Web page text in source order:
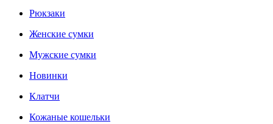
Рюкзаки
Женские сумки
Мужские сумки
Новинки
Клатчи
Кожаные кошельки